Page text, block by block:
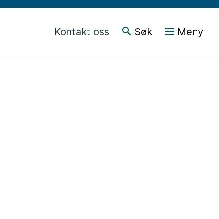
Kontakt oss Søk Meny